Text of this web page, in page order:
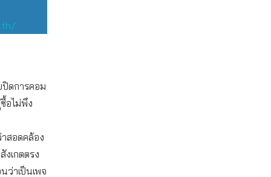
ปิดการคอม
อไม่พึง
สอดคล้อง
งเกตตรง
ว่าเป็นเพจ